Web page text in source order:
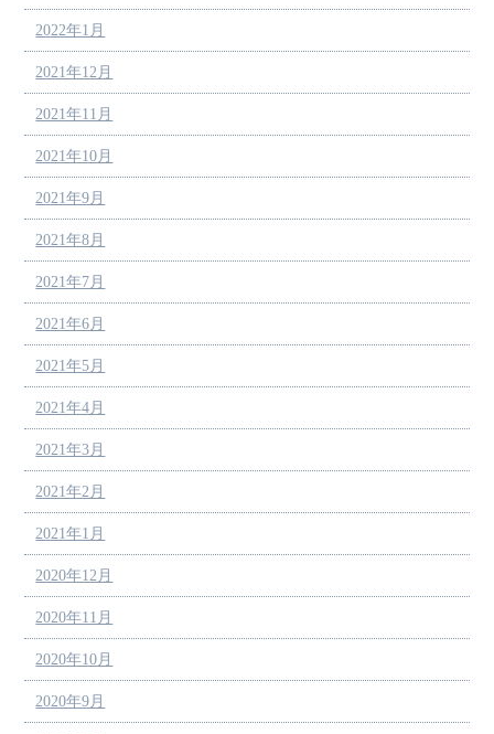
2022年1月
2021年12月
2021年11月
2021年10月
2021年9月
2021年8月
2021年7月
2021年6月
2021年5月
2021年4月
2021年3月
2021年2月
2021年1月
2020年12月
2020年11月
2020年10月
2020年9月